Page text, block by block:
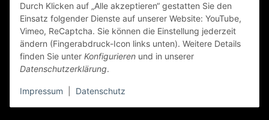
Durch Klicken auf „Alle akzeptieren“ gestatten Sie den
Einsatz folgender Dienste auf unserer Website: YouTube,
Vimeo, ReCaptcha. Sie können die Einstellung jederzeit
ändern (Fingerabdruck-Icon links unten). Weitere Details
finden Sie unter Konfigurieren und in unserer
Datenschutzerklärung.
Impressum Datenschutz
Vertrag widerrufen
* Alle Preise inkl. gesetzlicher USt., zzgl.